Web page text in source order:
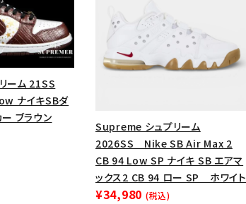
ーム 21SS
ナイキSBダ
ブラウン
Supreme シュプリーム
2026SS Nike SB Air Max 2
CB 94 Low SP ナイキ SB エアマ
ックス2 CB 94 ロー SP ホワイト
¥34,980 (税込)